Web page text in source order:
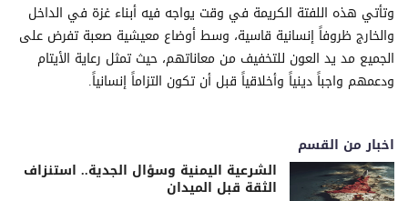
وتأتي هذه اللفتة الكريمة في وقت يواجه فيه أبناء غزة في الداخل
والخارج ظروفاً إنسانية قاسية، وسط أوضاع معيشية صعبة تفرض على
الجميع مد يد العون للتخفيف من معاناتهم، حيث تمثل رعاية الأيتام
ودعمهم واجباً دينياً وأخلاقياً قبل أن تكون التزاماً إنسانياً.
اخبار من القسم
الشرعية اليمنية وسؤال الجدية.. استنزاف
الثقة قبل الميدان